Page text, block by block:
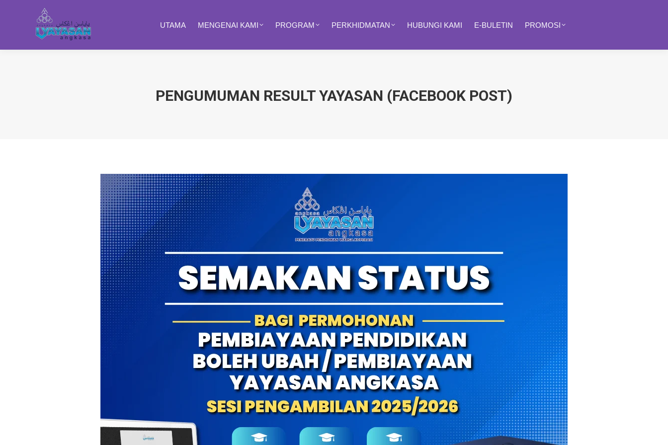
UTAMA MENGENAI KAMI PROGRAM PERKHIDMATAN HUBUNGI KAMI E-BULETIN PROMOSI
PENGUMUMAN RESULT YAYASAN (FACEBOOK POST)